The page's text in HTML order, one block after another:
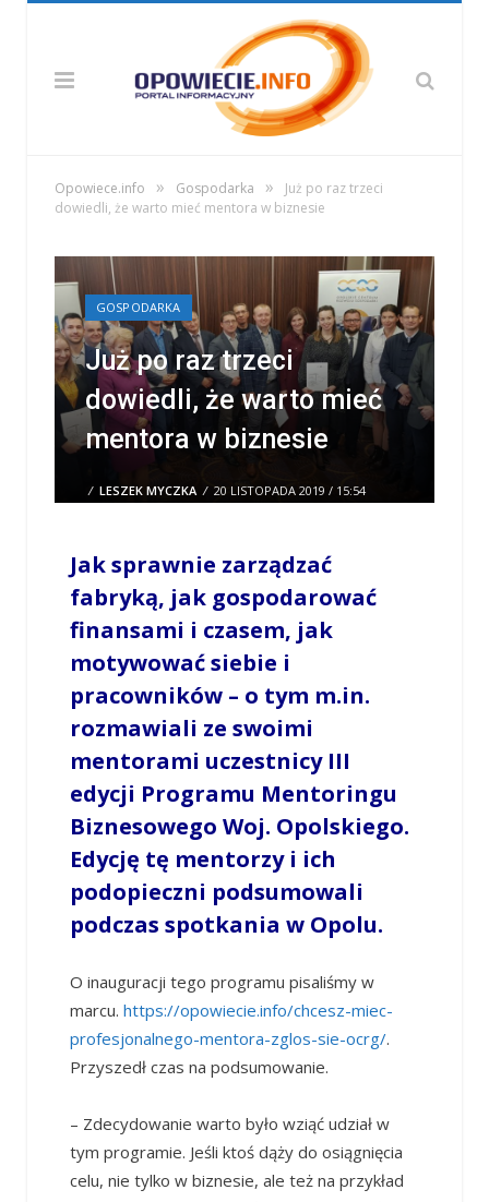
Opowiece.info » Gospodarka »
Już po raz trzeci
dowiedli, że warto mieć mentora w biznesie
GOSPODARKA
Już po raz trzeci
dowiedli, że warto mieć
mentora w biznesie
/ LESZEK MYCZKA / 20 LISTOPADA 2019 / 15:54
0 COMMENTS
Jak sprawnie zarządzać
fabryką, jak gospodarować
finansami i czasem, jak
motywować siebie i
pracowników – o tym m.in.
rozmawiali ze swoimi
mentorami uczestnicy III
edycji Programu Mentoringu
Biznesowego Woj. Opolskiego.
Edycję tę mentorzy i ich
podopieczni podsumowali
podczas spotkania w Opolu.
O inauguracji tego programu pisaliśmy w
marcu. https://opowiecie.info/chcesz-miec-
profesjonalnego-mentora-zglos-sie-ocrg/.
Przyszedł czas na podsumowanie.
– Zdecydowanie warto było wziąć udział w
tym programie. Jeśli ktoś dąży do osiągnięcia
celu, nie tylko w biznesie, ale też na przykład